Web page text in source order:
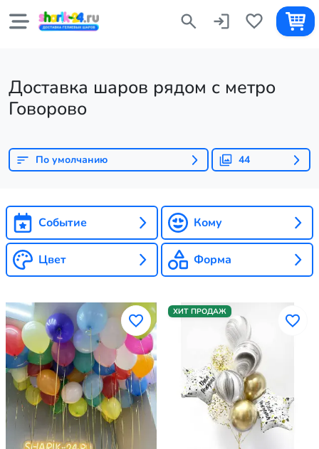
Доставка шаров рядом с метро
Говорово
По умолчанию 44
Событие Кому
Цвет Форма
ХИТ ПРОДАЖ